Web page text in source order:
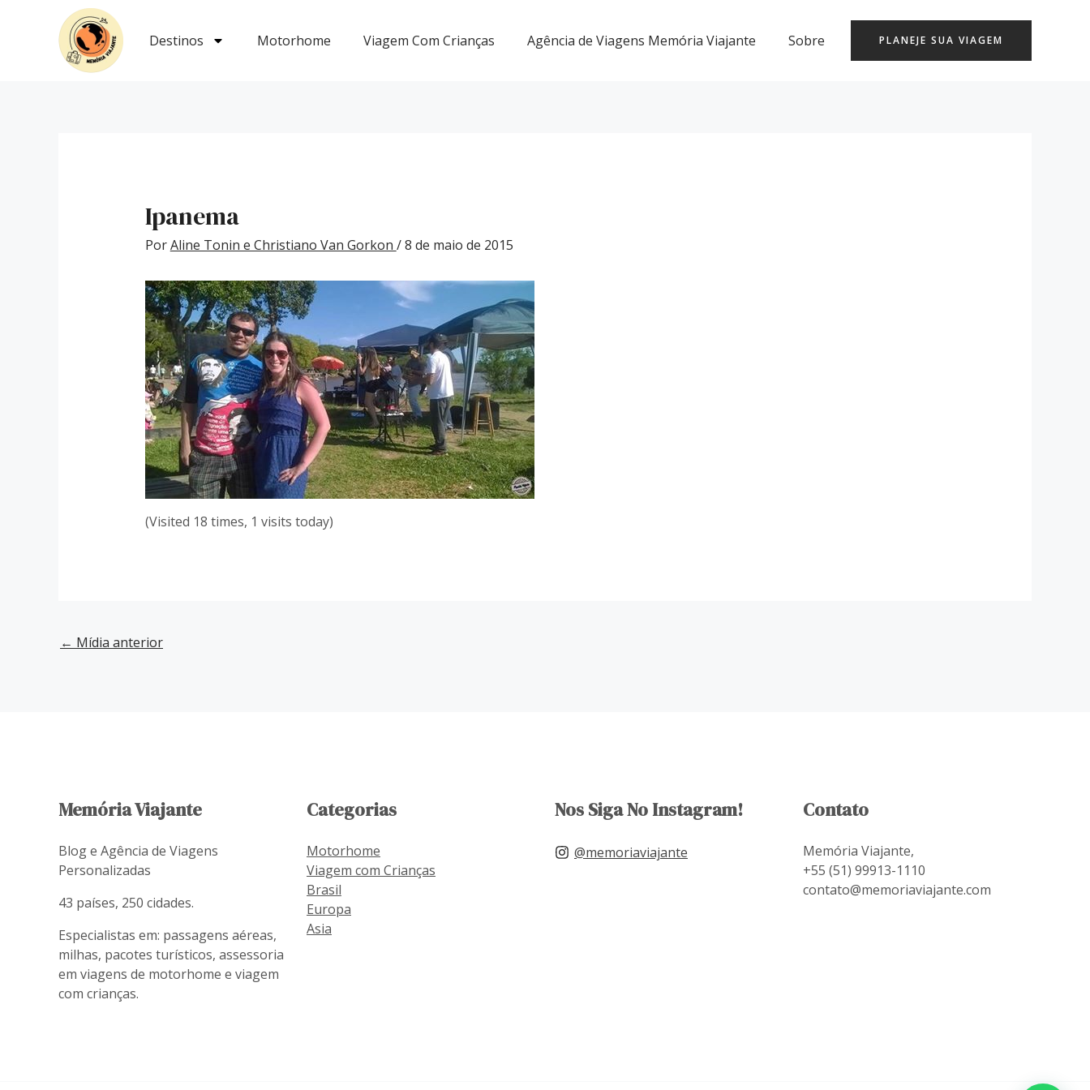
Destinos Motorhome Viagem Com Crianças Agência de Viagens Memória Viajante Sobre PLANEJE SUA VIAGEM
Ipanema
PorAline Tonin e Christiano Van Gorkon /8 de maio de 2015
(Visited 18 times, 1 visits today)
Post
navigation
← Mídia anterior
Memória Viajante
Blog e Agência de Viagens
Personalizadas
43 países, 250 cidades.
Especialistas em: passagens aéreas,
milhas, pacotes turísticos, assessoria
em viagens de motorhome e viagem
com crianças.
Categorias
Motorhome
Viagem com Crianças
Brasil
Europa
Asia
Nos Siga No Instagram!
@memoriaviajante
Contato
Memória Viajante,
+55 (51) 99913-1110
contato@memoriaviajante.com